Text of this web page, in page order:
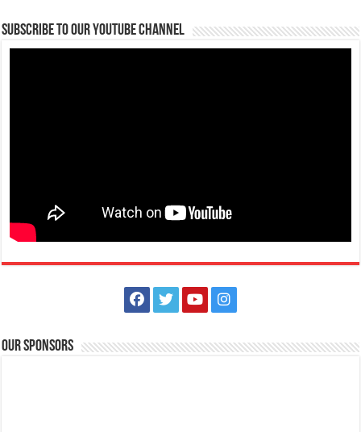
Subscribe to our Youtube Channel
Our Sponsors